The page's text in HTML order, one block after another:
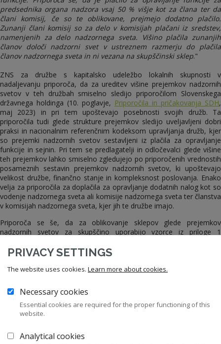
predsednika organa nadzora vsaj 50 % višje kot za člana ter da
člani komisij, če so te oblikovane, prejmejo dodatno plačilo.
Zunanji člani komisij so za delo v komisijah plačani iz sredstev,
namenjenih za delo nadzornega sveta. Višino plačila zunanjih
članov določi nadzorni svet v ustreznem razmerju do plačila
članov nadzornega sveta in ni vezana na skupščinski sklep."
ZNS za družbe s kapitalsko udeležbo lokalnih skupnosti v
nadaljevanju priporoča, da za ureditev višine prejemkov nadzornih
svetov v teh družbah smiselno sledijo priporočilom Slovenskega
državnega holdinga (10. poglavje, Priporočila in pričakovanja SDH,
maj 2023) in pri tem upoštevajo posebnosti svojih družb. Ta
priporočila tudi glede strukture prejemkov sledijo uveljavljeni dobri
praksi in nacionalnim referenčnim kodeksom upravljanja družb, kjer
so prejemki nadzornih svetov sestavljeni iz plačila za opravljanje
funkcije in sejnin. Pri tem se predlagatelji in odločevalci glede višine
teh prejemkov lahko smiselno zgledujejo po priporočenih vrednostih
posameznih sestavin prejemkov nadzornih svetov, ki upoštevajo
velikost družbe, finančno stanje in kompleksnost poslovanja. Enako
velja za priporočila za doplačila za opravljanje dodatnih nalog kot so
vodenje nadzornega sveta ali komisije nadzornega sveta ter članstva
v komisijah nadzornega sveta, kjer jih te družbe imajo.
Priporoča se še, da za oblikovanje sklepov glede prejemkov
nadzornih svetov za skupščino uporabijo vzorce iz priloge 1
udeležbo lokalnih skupnosti primerni.
Prenesi dokument
PRIVACY SETTINGS
The website uses cookies. Learn more about cookies.
Necessary cookies
Essential cookies are required for the proper functioning of this
website.
Analytical cookies